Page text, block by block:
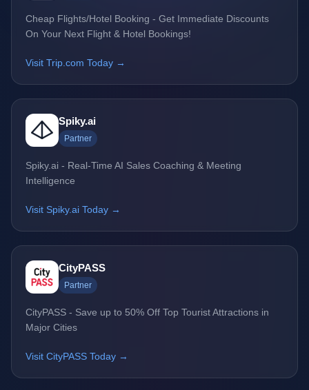
Cheap Flights/Hotel Booking - Get Immediate Discounts
On Your Next Flight & Hotel Bookings!
Visit Trip.com Today →
Spiky.ai
Partner
Spiky.ai - Real-Time AI Sales Coaching & Meeting
Intelligence
Visit Spiky.ai Today →
CityPASS
Partner
CityPASS - Save up to 50% Off Top Tourist Attractions in
Major Cities
Visit CityPASS Today →